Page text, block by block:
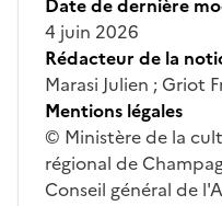
4 juin 2026
Rédacteur de la
Marasi Julien ; Griot
Mentions légales
© Ministère de la
régional de
Conseil général de